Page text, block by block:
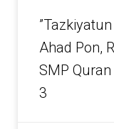
Ahad Pon,
SMP
3